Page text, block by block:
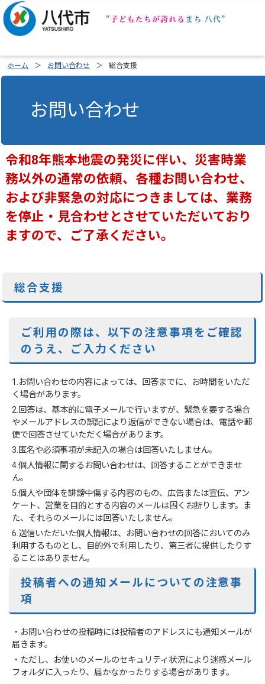
ホーム お問い合わせ 総合支援
お問い合わせ
令和8年熊本地震の発災に伴い、災害時業
務以外の通常の依頼、各種お問い合わせ、
および非緊急の対応につきましては、業務
を停止・見合わせとさせていただいており
ますので、ご了承ください。
総合支援
ご利用の際は、以下の注意事項をご確認
のうえ、ご入力ください
1.お問い合わせの内容によっては、回答までに、お時間をいただ
く場合があります。
2.回答は、基本的に電子メールで行いますが、緊急を要する場合
やメールアドレスの誤記により返信ができない場合は、電話や郵
便で回答させていただく場合があります。
3.匿名や必須事項が未記入の場合は回答いたしません。
4.個人情報に関するお問い合わせは、回答することができませ
ん。
5.個人や団体を誹謗中傷する内容のもの、広告または宣伝、アン
ケート、営業を目的とする内容のメールは固くお断りします。ま
た、それらのメールには回答いたしません。
6.送信いただいた個人情報は、お問い合わせの回答においてのみ
利用するものとし、目的外で利用したり、第三者に提供したりす
ることはありません。
投稿者への通知メールについての注意事
項
・お問い合わせの投稿時には投稿者のアドレスにも通知メールが
届きます。
・ただし、お使いのメールのセキュリティ状況により迷惑メール
フォルダに入ったり、届かなかったりする場合があります。